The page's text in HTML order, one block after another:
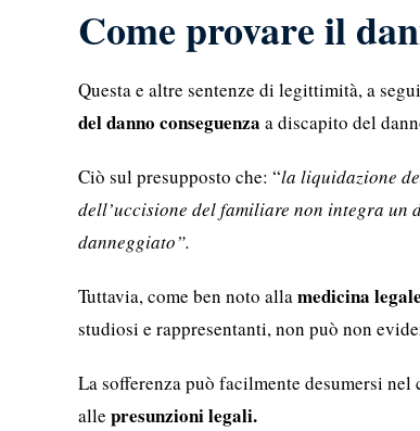
Come provare il
Questa e altre sentenze di legittimità, a
del danno conseguenza a discapito del
Ciò sul presupposto che: “la liquidazione
dell’uccisione del familiare non integra un
danneggiato”.
Tuttavia, come ben noto allamedicina legale
studiosi e rappresentanti, non può non
La sofferenza può facilmente desumersi
alle presunzioni legali.